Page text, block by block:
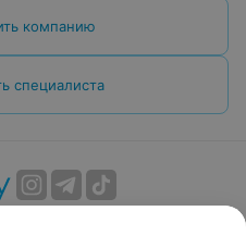
компанию
специалиста